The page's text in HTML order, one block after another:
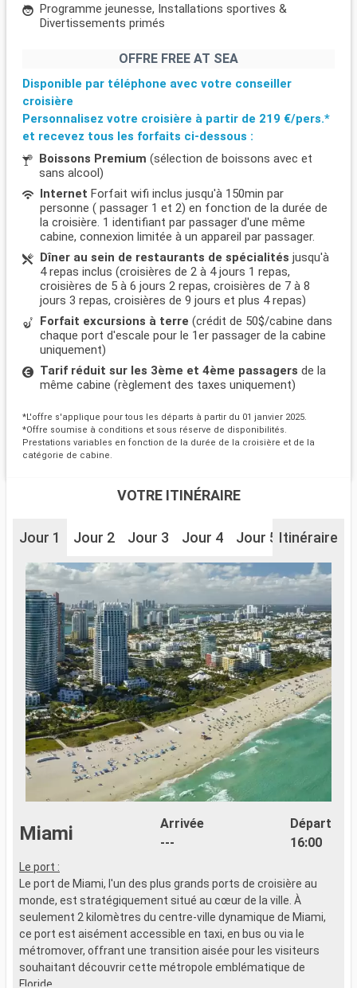
Programme jeunesse, Installations sportives &
Divertissements primés
OFFRE FREE AT SEA
Disponible par téléphone avec votre conseiller
croisière
Personnalisez votre croisière à partir de 219 €/pers.*
et recevez tous les forfaits ci-dessous :
Boissons Premium (sélection de boissons avec et
sans alcool)
Internet Forfait wifi inclus jusqu'à 150min par
personne ( passager 1 et 2) en fonction de la durée de
la croisière. 1 identifiant par passager d'une même
cabine, connexion limitée à un appareil par passager.
Dîner au sein de restaurants de spécialités jusqu'à
4 repas inclus (croisières de 2 à 4 jours 1 repas,
croisières de 5 à 6 jours 2 repas, croisières de 7 à 8
jours 3 repas, croisières de 9 jours et plus 4 repas)
Forfait excursions à terre (crédit de 50$/cabine dans
chaque port d'escale pour le 1er passager de la cabine
uniquement)
Tarif réduit sur les 3ème et 4ème passagers de la
même cabine (règlement des taxes uniquement)
*L'offre s'applique pour tous les départs à partir du 01 janvier 2025.
*Offre soumise à conditions et sous réserve de disponibilités.
Prestations variables en fonction de la durée de la croisière et de la
catégorie de cabine.
VOTRE ITINÉRAIRE
Jour 1 Jour 2 Jour 3 Jour 4 Jour 5 Itinéraire
Miami
Arrivée
---
Départ
16:00
Le port :
Le port de Miami, l'un des plus grands ports de croisière au
monde, est stratégiquement situé au cœur de la ville. À
seulement 2 kilomètres du centre-ville dynamique de Miami,
ce port est aisément accessible en taxi, en bus ou via le
métromover, offrant une transition aisée pour les visiteurs
souhaitant découvrir cette métropole emblématique de
Floride.